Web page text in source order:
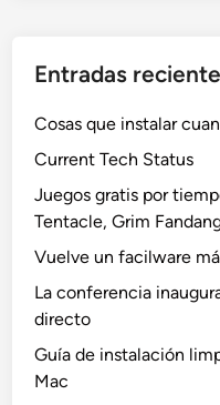
Entradas
Cosas que instalar
Current Tech Status
Juegos gratis por
Tentacle, Grim
Vuelve un facilware
La conferencia
directo
Guía de instalación
Mac